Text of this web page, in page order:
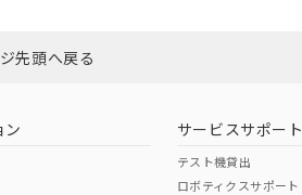
先頭へ戻る
ン サービスサポート
テスト機貸出
ロボティクスサポート